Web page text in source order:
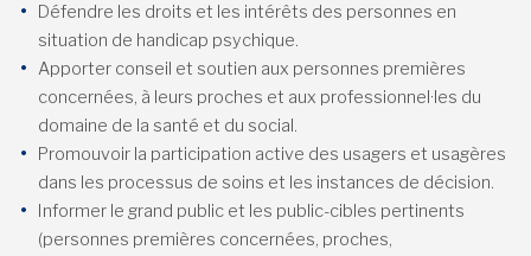
Défendre les droits et les intérêts des personnes en
situation de handicap psychique.
Apporter conseil et soutien aux personnes premières
concernées, à leurs proches et aux professionnel·les du
domaine de la santé et du social.
Promouvoir la participation active des usagers et usagères
dans les processus de soins et les instances de décision.
Informer le grand public et les public-cibles pertinents
(personnes premières concernées, proches,